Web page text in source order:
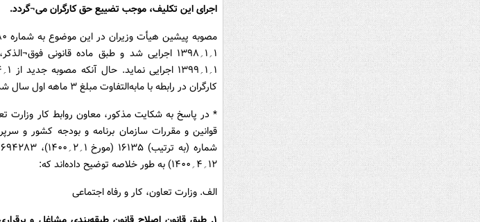
اجرای این تکلیف، موجب تضییع حق کارگران می¬گردد.
۱؍۱؍۱۳۹۸ اجرایی شد و طبق ماده قانونی
کارگران در رابطه با مابه‌التفاوت مبلغ ۳ ماهه اول سال شده است.
* در پاسخ به شکایت مذکور، معاون روابط کار وزارت
قوانین و مقررات سازمان برنامه و بودجه کشور و
۱۲؍۴؍۱۴۰۰) به طور خلاصه توضیح داده‌اند که:
الف. وزارت تعاون، کار و رفاه اجتماعی